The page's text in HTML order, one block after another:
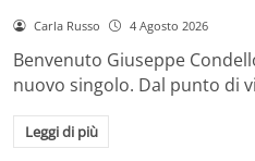
Carla Russo 4 Agosto 2026
Benvenuto Giuseppe
nuovo singolo. Dal punto di
Leggi di più